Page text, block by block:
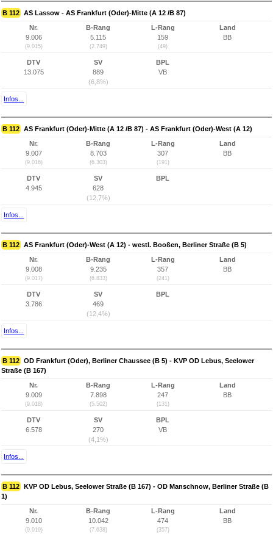
B 112 AS Lassow - AS Frankfurt (Oder)-Mitte (A 12 /B 87)
Nr.
9.006
(9.015)
B-Rang
5.115
(2.749)
L-Rang
159
(49)
Land
BB
DTV
13.075
SV
889
(6,8%)
BPL
VB
Infos...
B 112 AS Frankfurt (Oder)-Mitte (A 12 /B 87) - AS Frankfurt (Oder)-West (A 12)
Nr.
9.007
(9.016)
B-Rang
8.703
(6.303)
L-Rang
307
(191)
Land
BB
DTV
4.945
SV
628
(12,7%)
BPL
Infos...
B 112 AS Frankfurt (Oder)-West (A 12) - westl. Booßen, Berliner Straße (B 5)
Nr.
9.008
(9.017)
B-Rang
9.235
(6.833)
L-Rang
357
(241)
Land
BB
DTV
3.786
SV
469
(12,4%)
BPL
Infos...
B 112 OD Frankfurt (Oder), Berliner Chaussee (B 5) - KVP OD Lebus, Seelower
Straße (B 167)
Nr.
9.009
(9.018)
B-Rang
7.898
(5.502)
L-Rang
247
(131)
Land
BB
DTV
6.578
SV
270
(4,1%)
BPL
VB
Infos...
B 112 KVP OD Lebus, Seelower Straße (B 167) - OD Manschnow, Berliner Straße (B
1)
Nr.
9.010
(9.019)
B-Rang
10.042
(7.638)
L-Rang
474
(357)
Land
BB